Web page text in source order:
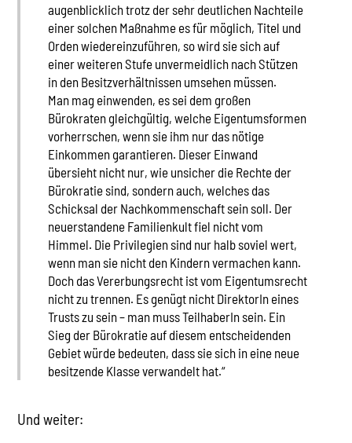
augenblicklich trotz der sehr deutlichen Nachteile
einer solchen Maßnahme es für möglich, Titel und
Orden wiedereinzuführen, so wird sie sich auf
einer weiteren Stufe unvermeidlich nach Stützen
in den Besitzverhältnissen umsehen müssen.
Man mag einwenden, es sei dem großen
Bürokraten gleichgültig, welche Eigentumsformen
vorherrschen, wenn sie ihm nur das nötige
Einkommen garantieren. Dieser Einwand
übersieht nicht nur, wie unsicher die Rechte der
Bürokratie sind, sondern auch, welches das
Schicksal der Nachkommenschaft sein soll. Der
neuerstandene Familienkult fiel nicht vom
Himmel. Die Privilegien sind nur halb soviel wert,
wenn man sie nicht den Kindern vermachen kann.
Doch das Vererbungsrecht ist vom Eigentumsrecht
nicht zu trennen. Es genügt nicht DirektorIn eines
Trusts zu sein – man muss TeilhaberIn sein. Ein
Sieg der Bürokratie auf diesem entscheidenden
Gebiet würde bedeuten, dass sie sich in eine neue
besitzende Klasse verwandelt hat.“
Und weiter: